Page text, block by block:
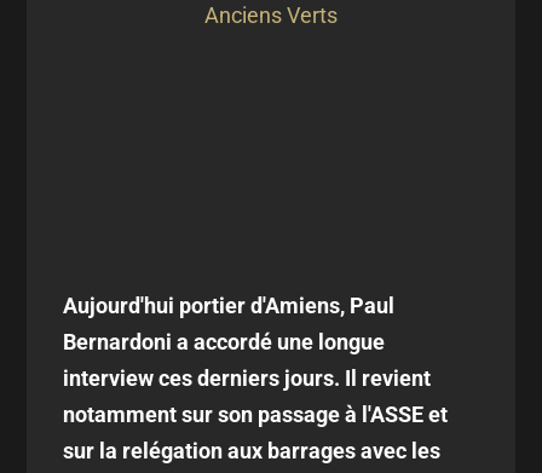
Anciens Verts
Aujourd'hui portier d'Amiens, Paul
Bernardoni a accordé une longue
interview ces derniers jours. Il revient
notamment sur son passage à l'ASSE et
sur la relégation aux barrages avec les